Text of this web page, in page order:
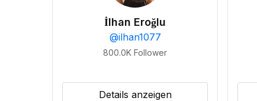
İlhan Eroğlu
@ilhan1077
800.0K Follower
Details anzeigen